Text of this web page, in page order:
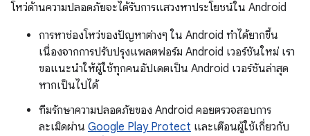
โหว่ด้านความปลอดภัยจะได้รับการแสวงหาประโยชน์ใน Android
การหาช่องโหว่ของปัญหาต่างๆ ใน Android ทำได้ยากขึ้น
เนื่องจากการปรับปรุงแพลตฟอร์ม Android เวอร์ชันใหม่ เรา
ขอแนะนำให้ผู้ใช้ทุกคนอัปเดตเป็น Android เวอร์ชันล่าสุด
หากเป็นไปได้
ทีมรักษาความปลอดภัยของ Android คอยตรวจสอบการ
ละเมิดผ่าน Google Play Protect และเตือนผู้ใช้เกี่ยวกับ